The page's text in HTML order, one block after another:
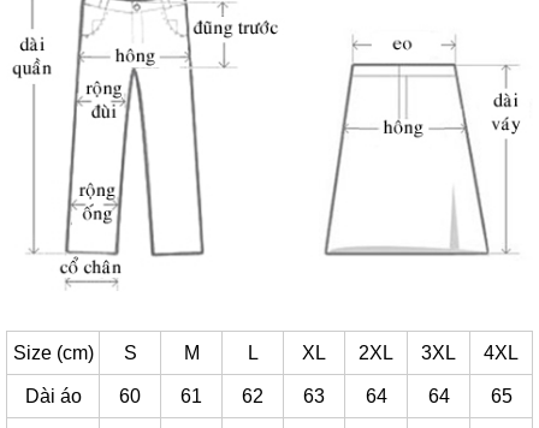
Size (cm) S M L XL 2XL 3XL 4XL
Dài áo 60 61 62 63 64 64 65